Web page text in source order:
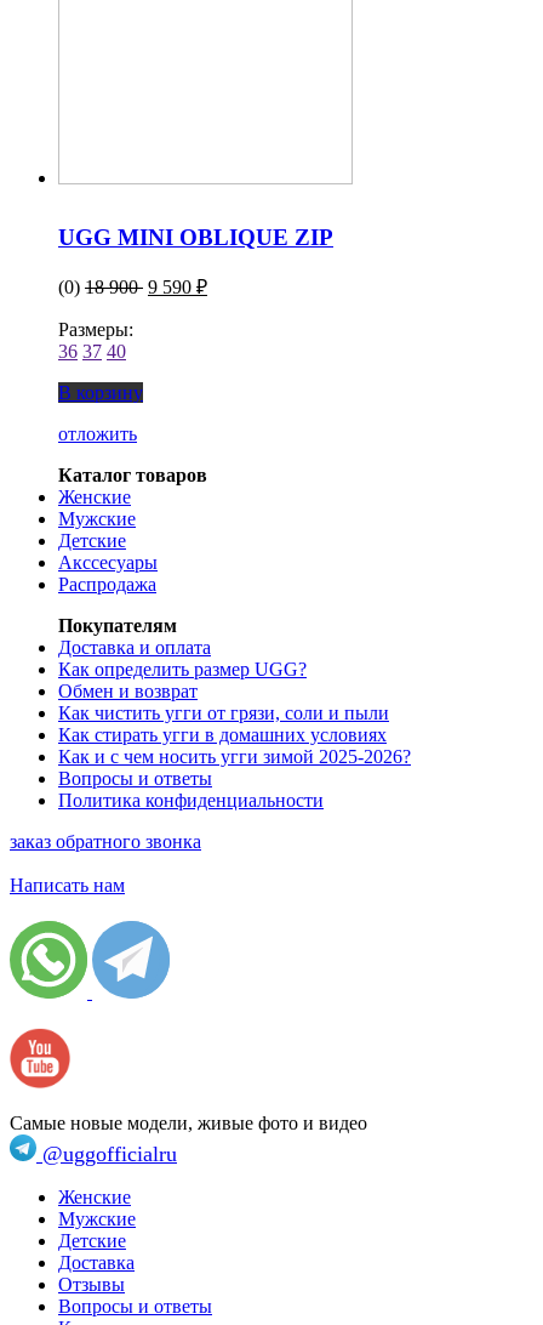
UGG MINI OBLIQUE ZIP
(0) 18 900 9 590 ₽
Размеры:
36 37 40
В корзину
отложить
Каталог товаров
Женские
Мужские
Детские
Акссесуары
Распродажа
Покупателям
Доставка и оплата
Как определить размер UGG?
Обмен и возврат
Как чистить угги от грязи, соли и пыли
Как стирать угги в домашних условиях
Как и с чем носить угги зимой 2025-2026?
Вопросы и ответы
Политика конфиденциальности
заказ обратного звонка
Написать нам
Самые новые модели, живые фото и видео
@uggofficialru
Женские
Мужские
Детские
Доставка
Отзывы
Вопросы и ответы